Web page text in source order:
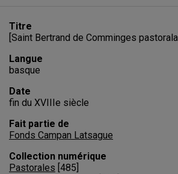
Titre
[Saint Bertrand de Comminges pastorala]
Langue
basque
Date
fin du XVIIIe siècle
Fait partie de
Fonds Campan Latsague
Collection numérique
Pastorales 485